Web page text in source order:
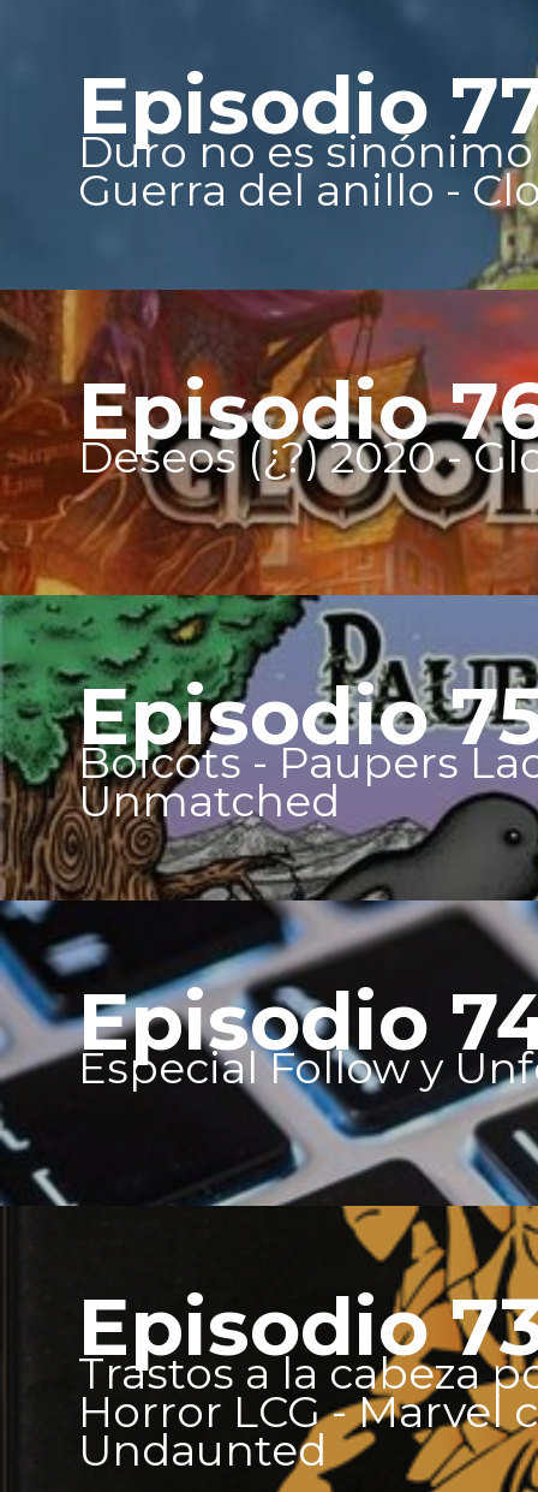
Episodio
Duro no es
Guerra del anillo -
Episodio
Deseos (¿?) 2020 -
Episodio
Boicots - Paupers
Unmatched
Episodio
Especial Follow y
Episodio
Trastos a la cabeza
Horror LCG - Marvel
Undaunted